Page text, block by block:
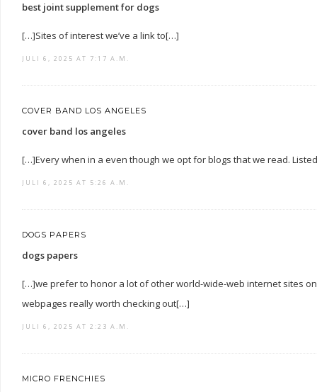
best joint supplement for dogs
[…]Sites of interest we’ve a link to[…]
JULI 6, 2025 AT 7:17 A.M.
COVER BAND LOS ANGELES
cover band los angeles
[…]Every when in a even though we opt for blogs that we read.
JULI 6, 2025 AT 5:26 A.M.
DOGS PAPERS
dogs papers
[…]we prefer to honor a lot of other world-wide-web internet sites
webpages really worth checking out[…]
JULI 6, 2025 AT 2:23 A.M.
MICRO FRENCHIES